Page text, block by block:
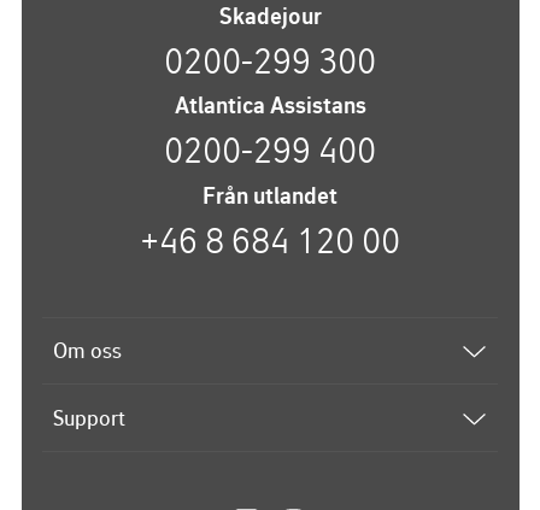
Skadejour
0200-299 300
Atlantica Assistans
0200-299 400
Från utlandet
+46 8 684 120 00
Om oss
Support